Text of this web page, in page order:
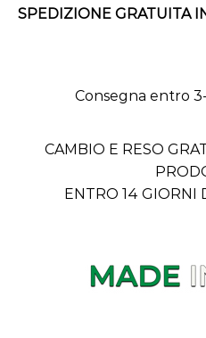
SPEDIZIONE GRATUITA
Consegna entro
CAMBIO E RESO
ENTRO 14 GIORNI